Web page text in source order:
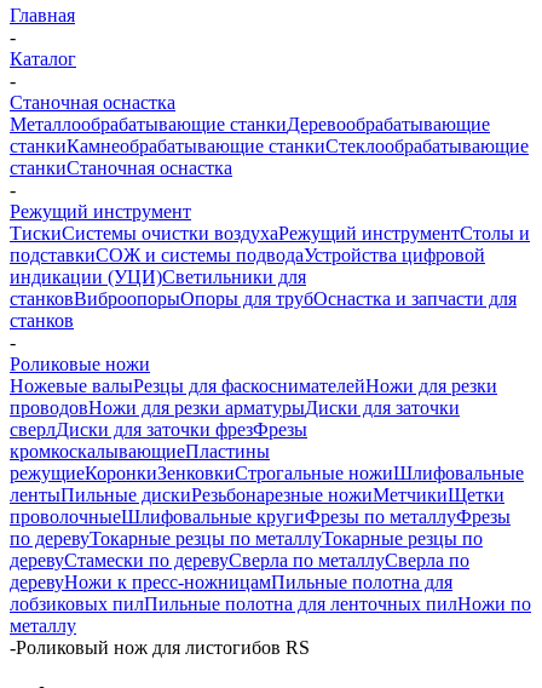
Главная
-
Каталог
-
Станочная оснастка
Металлообрабатывающие станкиДеревообрабатывающие
станкиКамнеобрабатывающие станкиСтеклообрабатывающие
станкиСтаночная оснастка
-
Режущий инструмент
ТискиСистемы очистки воздухаРежущий инструментСтолы и
подставкиСОЖ и системы подводаУстройства цифровой
индикации (УЦИ)Светильники для
станковВиброопорыОпоры для трубОснастка и запчасти для
станков
-
Роликовые ножи
Ножевые валыРезцы для фаскоснимателейНожи для резки
проводовНожи для резки арматурыДиски для заточки
сверлДиски для заточки фрезФрезы
кромкоскалывающиеПластины
режущиеКоронкиЗенковкиСтрогальные ножиШлифовальные
лентыПильные дискиРезьбонарезные ножиМетчикиЩетки
проволочныеШлифовальные кругиФрезы по металлуФрезы
по деревуТокарные резцы по металлуТокарные резцы по
деревуСтамески по деревуСверла по металлуСверла по
деревуНожи к пресс-ножницамПильные полотна для
лобзиковых пилПильные полотна для ленточных пилНожи по
металлу
-Роликовый нож для листогибов RS